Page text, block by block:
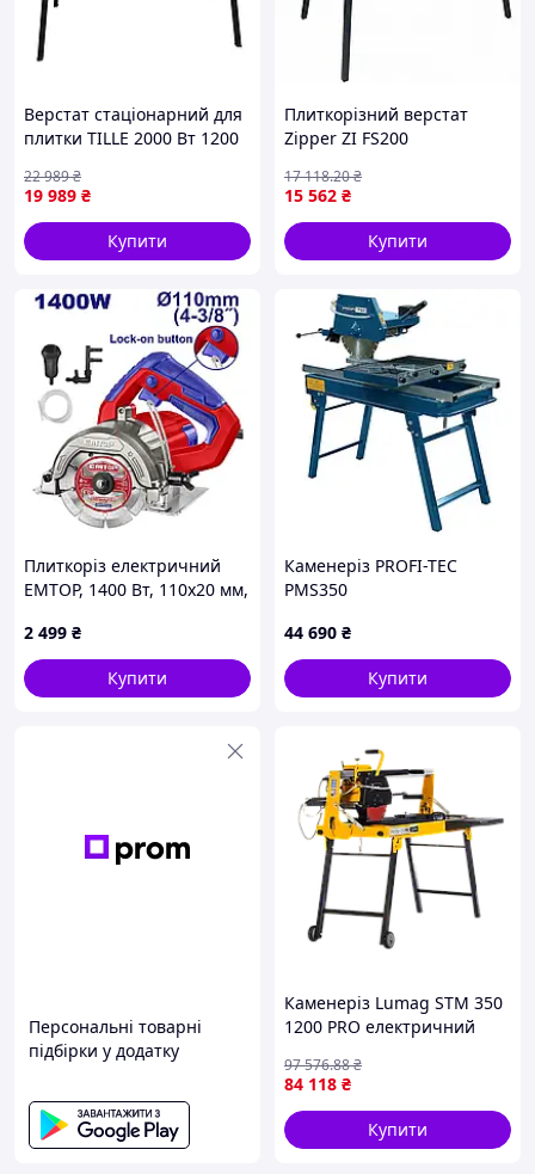
Верстат стаціонарний для
плитки TILLE 2000 Вт 1200
каменерізний верстат
19 989 ₴
22 989₴
Купити
Плиткорізний верстат
Zipper ZI FS200
сухого різання плитки до
600 мм точний і мобільний
15 562 ₴
17 118.20₴
Купити
Плиткоріз електричний
EMTOP, 1400 Вт, 110х20 мм,
2 499 ₴
Купити
Каменеріз PROFI-TEC
PMS350
44 690 ₴
Купити
Персональні товарні
підбірки у додатку
Каменеріз Lumag STM 350
1200 PRO електричний
плитки точного різання до
1200 мм
84 118 ₴
97 576.88₴
Купити